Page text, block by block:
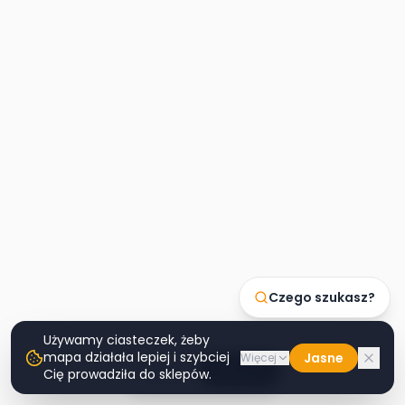
Lista Mapa
Czego szukasz?
Używamy ciasteczek, żeby
mapa działała lepiej i szybciej
Cię prowadziła do sklepów.
Więcej Jasne